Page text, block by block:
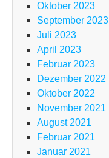
Oktober 2023
September 2023
Juli 2023
April 2023
Februar 2023
Dezember 2022
Oktober 2022
November 2021
August 2021
Februar 2021
Januar 2021